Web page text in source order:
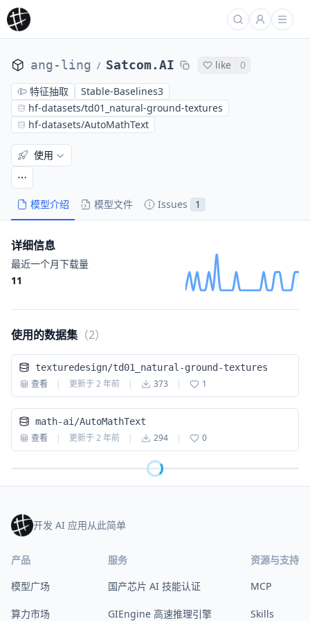
ang-ling / Satcom.AI like
0
特征抽取
Stable-Baselines3
hf-datasets/td01_natural-ground-textures
hf-datasets/AutoMathText
模型介绍 模型文件 Issues 1
使用
详细信息
最近一个月下载量
11
使用的数据集 （2）
texturedesign/td01_natural-ground-textures
查看 | 更新于2 年前 | 373 | 1
math-ai/AutoMathText
查看 | 更新于2 年前 | 294 | 0
开发 AI 应用从此简单
产品
模型广场
算力市场
服务
国产芯片 AI 技能认证
GIEngine 高速推理引擎
资源与支持
MCP
Skills